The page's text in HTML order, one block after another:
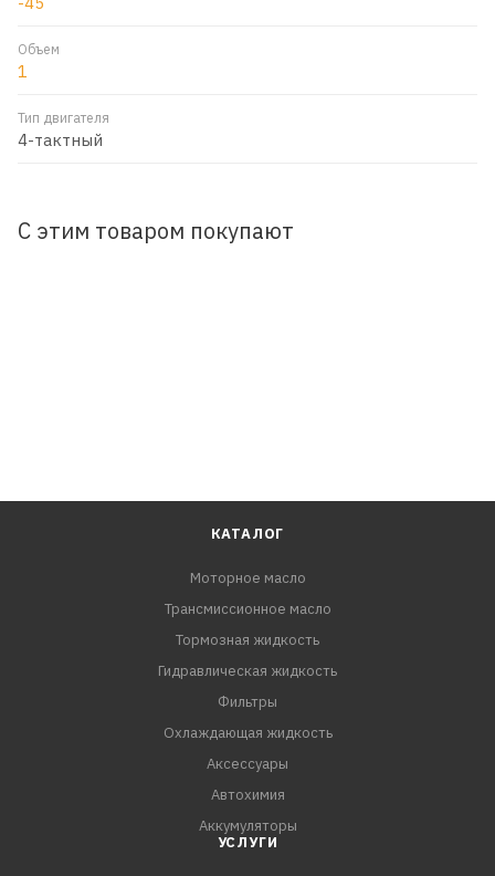
Объем
1
Тип двигателя
4-тактный
С этим товаром покупают
КАТАЛОГ
Моторное масло
Трансмиссионное масло
Тормозная жидкость
Гидравлическая жидкость
Фильтры
Охлаждающая жидкость
Аксессуары
Автохимия
Аккумуляторы
УСЛУГИ